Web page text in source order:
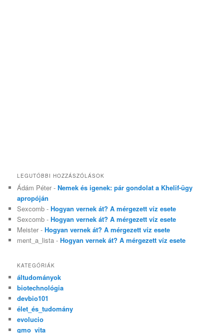
LEGUTÓBBI HOZZÁSZÓLÁSOK
Ádám Péter -Nemek és igenek: pár gondolat a Khelif-ügy
apropóján
Sexcomb -Hogyan vernek át? A mérgezett víz esete
Sexcomb -Hogyan vernek át? A mérgezett víz esete
Meister -Hogyan vernek át? A mérgezett víz esete
ment_a_lista -Hogyan vernek át? A mérgezett víz esete
KATEGÓRIÁK
áltudományok
biotechnológia
devbio101
élet_és_tudomány
evolucio
gmo_vita